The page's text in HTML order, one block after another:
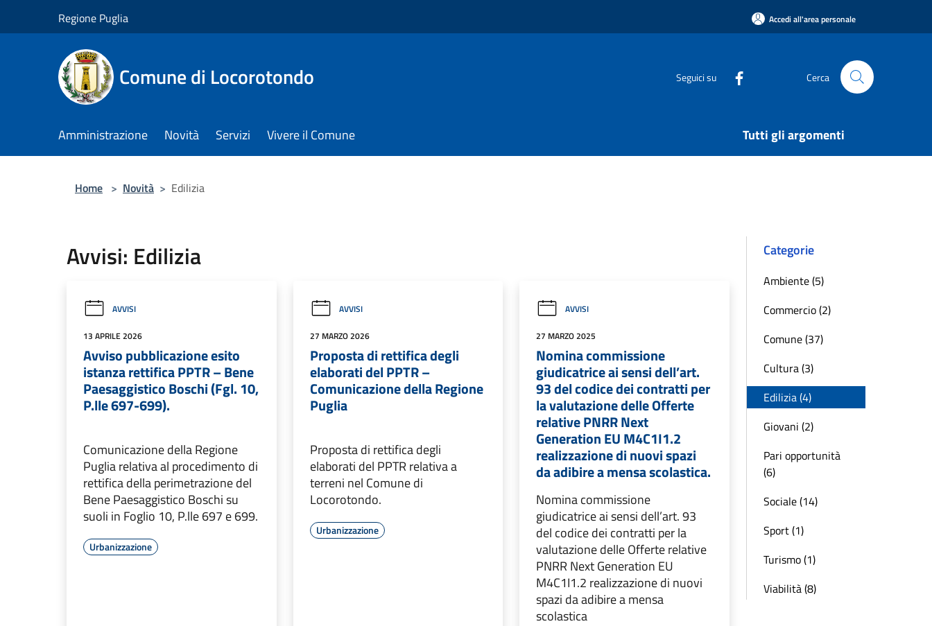
Regione Puglia Accedi all'area personale
Comune di Locorotondo Seguici su Cerca
Amministrazione Novità Servizi Vivere il Comune Tutti gli argomenti
Home > Novità > Edilizia
Avvisi: Edilizia
AVVISI
13 APRILE 2026
Avviso pubblicazione esito
istanza rettifica PPTR – Bene
Paesaggistico Boschi (Fgl. 10,
P.lle 697-699).
Comunicazione della Regione
Puglia relativa al procedimento di
rettifica della perimetrazione del
Bene Paesaggistico Boschi su
suoli in Foglio 10, P.lle 697 e 699.
Urbanizzazione
AVVISI
27 MARZO 2026
Proposta di rettifica degli
elaborati del PPTR –
Comunicazione della Regione
Puglia
Proposta di rettifica degli
elaborati del PPTR relativa a
terreni nel Comune di
Locorotondo.
Urbanizzazione
AVVISI
27 MARZO 2025
Nomina commissione
giudicatrice ai sensi dell’art.
93 del codice dei contratti per
la valutazione delle Offerte
relative PNRR Next
Generation EU M4C1I1.2
realizzazione di nuovi spazi
da adibire a mensa scolastica.
Nomina commissione
giudicatrice ai sensi dell’art. 93
del codice dei contratti per la
valutazione delle Offerte relative
PNRR Next Generation EU
M4C1I1.2 realizzazione di nuovi
spazi da adibire a mensa
scolastica
Categorie
Ambiente (5)
Commercio (2)
Comune (37)
Cultura (3)
Edilizia (4)
Giovani (2)
Pari opportunità
(6)
Sociale (14)
Sport (1)
Turismo (1)
Viabilità (8)